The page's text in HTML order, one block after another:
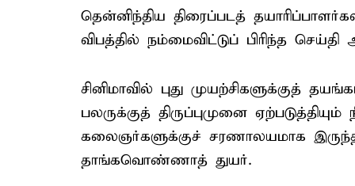
தென்னிந்திய திரைப்படத்
விபத்தில் நம்மைவிட்டுப் பிரிந்த செய்தி
சினிமாவில் புது முயற்சிகளுக்குத்
பலருக்குத் திருப்புமுனை
கலைஞர்களுக்குச் சரணாலயமாக
தாங்கவொண்ணாத் துயர்.